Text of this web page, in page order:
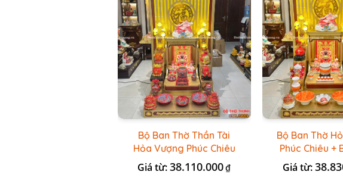
Bộ Ban Thờ Thần Tài
Hỏa Vượng Phúc Chiêu
+ Bộ Đồ Thờ Nổi Đỏ BT
Giá từ:38.110.000₫
Bộ Ban Thờ
Phúc Chiêu +
Đá Đỏ
Giá từ: